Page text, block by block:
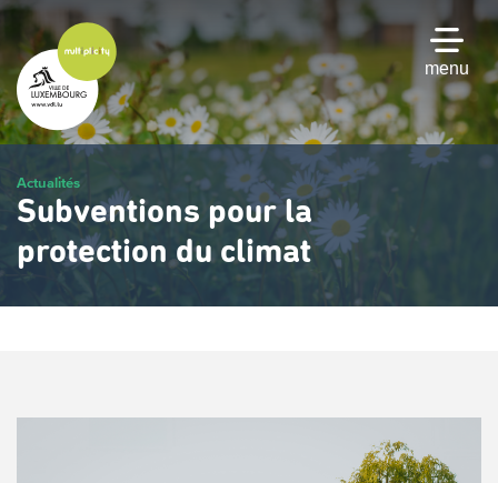
Passer
contenu
principal
menu
Actualités
Subventions pour la
protection du climat